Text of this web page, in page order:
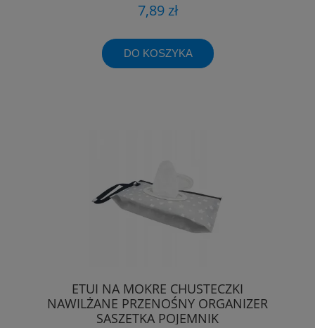
7,89 zł
DO KOSZYKA
ETUI NA MOKRE CHUSTECZKI
NAWILŻANE PRZENOŚNY ORGANIZER
SASZETKA POJEMNIK